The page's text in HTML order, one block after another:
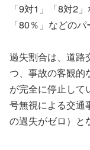
「9対1」「8対2
「80％」などの
過失割合は、道路
つ、事故の客観的
が完全に停止して
号無視による交通
の過失がゼロ）と